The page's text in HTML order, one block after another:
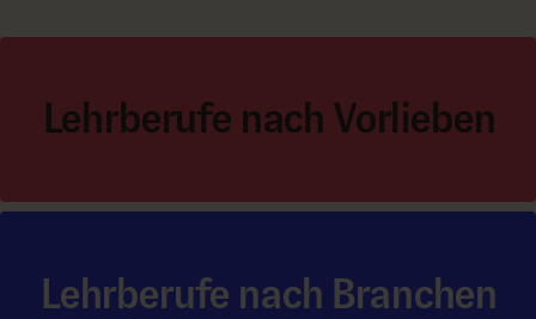
Lehrberufe nach Vorlieben
Lehrberufe nach Branchen